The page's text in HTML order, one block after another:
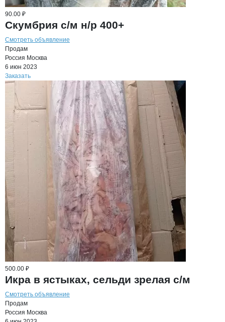
90.00 ₽
Скумбрия с/м н/р 400+
Смотреть объявление
Продам
Россия Москва
6 июн 2023
Заказать
500.00 ₽
Икра в ястыках, сельди зрелая с/м
Смотреть объявление
Продам
Россия Москва